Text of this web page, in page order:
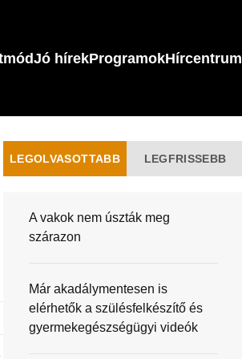
Jó hírekProgramokHírcentrum
LEGOLVASOTTABB LEGFRISSEBB
A vakok nem úszták meg
szárazon
Már akadálymentesen is
elérhetők a szülésfelkészítő és
gyermekegészségügyi videók